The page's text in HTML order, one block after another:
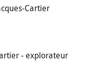
Cartier
- explorateur